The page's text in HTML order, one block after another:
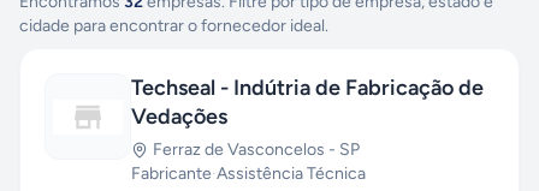
cidade para encontrar o fornecedor ideal.
Techseal - Indútria de Fabricação de
Vedações
Ferraz de Vasconcelos - SP
Fabricante·Assistência Técnica